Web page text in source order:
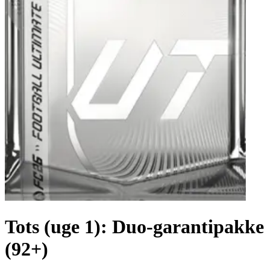
Tots (uge 1): Duo-garantipakke
(92+)